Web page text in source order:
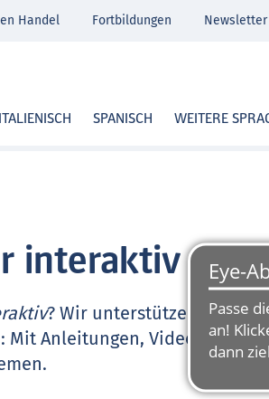
ITALIENISCH SPANISCH WEITERE
Handel Fortbildungen Newsletter
interaktiv
? Wir unterstützen Sie
Anleitungen, Video-Tutorials